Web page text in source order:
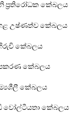
ප්‍රතිරෝධක කේබලය
උෂ්ණත්ව කේබලය
කේබලය
කේබලය
කේබලය
වෝල්ටීයතා කේබලය